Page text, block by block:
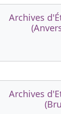
Archives
Archives